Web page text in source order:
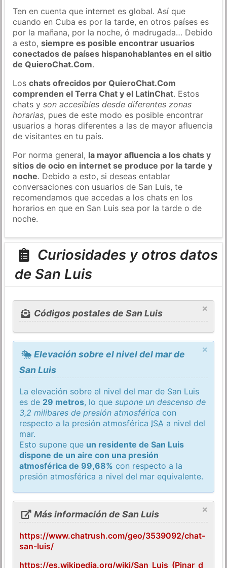
Ten en cuenta que internet es global. Así que
cuando en Cuba es por la tarde, en otros países es
por la mañana, por la noche, ó madrugada… Debido
a esto,siempre es posible encontrar usuarios
conectados de países hispanohablantes en el sitio
de QuieroChat.Com.
Loschats ofrecidos por QuieroChat.Com
comprenden el Terra Chat y el LatinChat. Estos
chats yson accesibles desde diferentes zonas
horarias, pues de este modo es posible encontrar
usuarios a horas diferentes a las de mayor afluencia
de visitantes en tu país.
Por norma general, la mayor afluencia a los chats y
sitios de ocio en internet se produce por la tarde y
noche. Debido a esto, si deseas entablar
conversaciones con usuarios de San Luis, te
recomendamos que accedas a los chats en los
horarios en que en San Luis sea por la tarde o de
noche.
Curiosidades y otros datos
de San Luis
×
Códigos postales de San Luis
×
Elevación sobre el nivel del mar de
San Luis
La elevación sobre el nivel del mar de San Luis
es de 29 metros, lo quesupone un descenso de
3,2 milibares de presión atmosférica con
respecto a la presión atmosférica ISA a nivel del
mar.
Esto supone que un residente de San Luis
dispone de un aire con una presión
atmosférica de 99,68% con respecto a la
presión atmosférica a nivel del mar equivalente.
×
Más información de San Luis
https://www.chatrush.com/geo/3539092/chat-
san-luis/
https://es.wikipedia.org/wiki/San_Luis_(Pinar_d